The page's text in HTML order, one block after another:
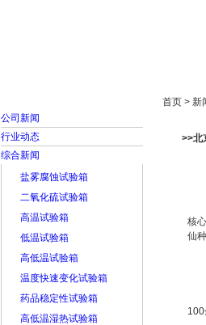
公司新闻
行业动态
综合新闻
盐雾腐蚀试验箱
二氧化硫试验箱
高温试验箱
低温试验箱
高低温试验箱
温度快速变化试验箱
药品稳定性试验箱
高低温湿热试验箱
首页 > 新
>>北
核
仙